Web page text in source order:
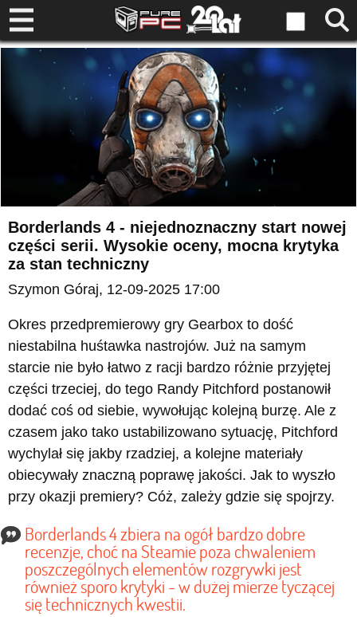
Borderlands 4 - niejednoznaczny start nowej
części serii. Wysokie oceny, mocna krytyka
za stan techniczny
Szymon Góraj, 12-09-2025 17:00
Okres przedpremierowy gry Gearbox to dość
niestabilna huśtawka nastrojów. Już na samym
starcie nie było łatwo z racji bardzo różnie przyjętej
części trzeciej, do tego Randy Pitchford postanowił
dodać coś od siebie, wywołując kolejną burzę. Ale z
czasem jako tako ustabilizowano sytuację, Pitchford
wychylał się jakby rzadziej, a kolejne materiały
obiecywały znaczną poprawę jakości. Jak to wyszło
przy okazji premiery? Cóż, zależy gdzie się spojrzy.
Borderlands 4 zbiera na ogół bardzo dobre
recenzje, choć na Steamie poza chwaleniem
poszczególnych elementów rozgrywki jest
również sporo krytyki - w dużej mierze tyczącej
się technicznych kwestii.